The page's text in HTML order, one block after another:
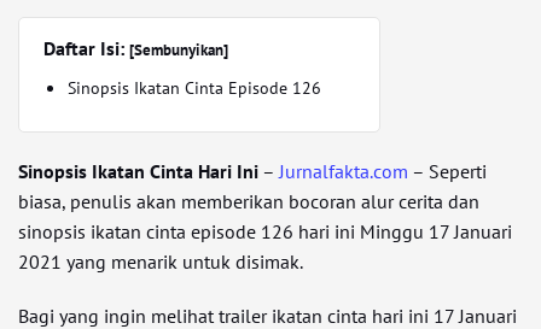
Daftar Isi: [Sembunyikan]
Sinopsis Ikatan Cinta Episode 126
Sinopsis Ikatan Cinta Hari Ini –Jurnalfakta.com – Seperti
biasa, penulis akan memberikan bocoran alur cerita dan
sinopsis ikatan cinta episode 126 hari ini Minggu 17 Januari
2021 yang menarik untuk disimak.
Bagi yang ingin melihat trailer ikatan cinta hari ini 17 Januari